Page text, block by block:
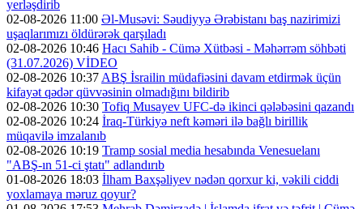
yerləşdirib
02-08-2026 11:00 Əl-Musəvi: Səudiyyə Ərəbistanı baş nazirimizi
uşaqlarımızı öldürərək qarşıladı
02-08-2026 10:46 Hacı Sahib - Cümə Xütbəsi - Məhərrəm söhbəti
(31.07.2026) VİDEO
02-08-2026 10:37 ABŞ İsrailin müdafiəsini davam etdirmək üçün
kifayət qədər qüvvəsinin olmadığını bildirib
02-08-2026 10:30 Tofiq Musayev UFC-də ikinci qələbəsini qazandı
02-08-2026 10:24 İraq-Türkiyə neft kəməri ilə bağlı birillik
müqavilə imzalanıb
02-08-2026 10:19 Tramp sosial media hesabında Venesuelanı
"ABŞ-ın 51-ci ştatı" adlandırıb
01-08-2026 18:03 İlham Baxşəliyev nədən qorxur ki, vəkili ciddi
yoxlamaya məruz qoyur?